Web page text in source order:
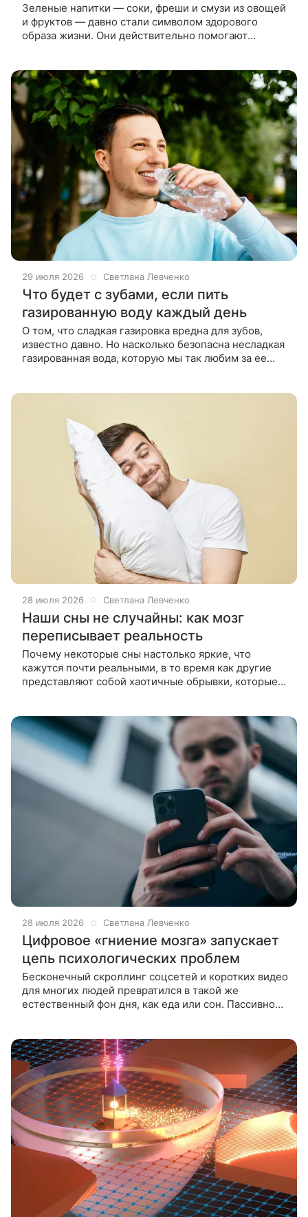
Зеленые напитки — соки, фреши и смузи из овощей
и фруктов — давно стали символом здорового
образа жизни. Они действительно помогают
29 июля 2026 Светлана Левченко
Что будет с зубами, если пить
газированную воду каждый день
О том, что сладкая газировка вредна для зубов,
известно давно. Но насколько безопасна несладкая
газированная вода, которую мы так любим за ее
28 июля 2026 Светлана Левченко
Наши сны не случайны: как мозг
переписывает реальность
Почему некоторые сны настолько яркие, что
кажутся почти реальными, в то время как другие
представляют собой хаотичные обрывки, которые
28 июля 2026 Светлана Левченко
Цифровое «гниение мозга» запускает
цепь психологических проблем
Бесконечный скроллинг соцсетей и коротких видео
для многих людей превратился в такой же
естественный фон дня, как еда или сон. Пассивное